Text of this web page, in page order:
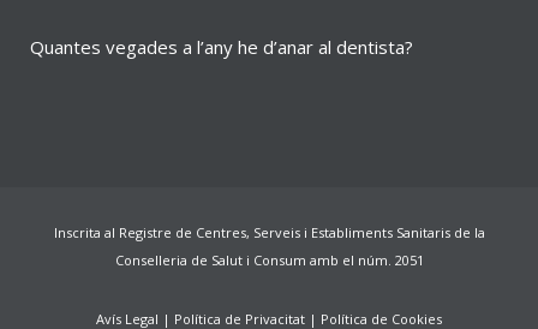
Quantes vegades a l’any he d’anar al dentista?
Inscrita al Registre de Centres, Serveis i Establiments Sanitaris de la
Conselleria de Salut i Consum amb el núm. 2051
Avís Legal | Política de Privacitat | Política de Cookies